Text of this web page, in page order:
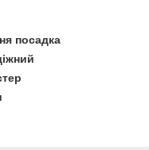
посадка